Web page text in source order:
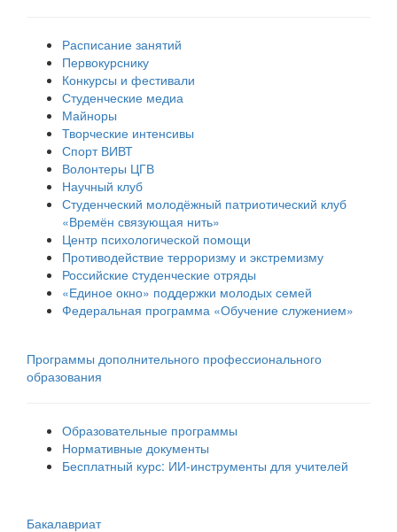
Расписание занятий
Первокурснику
Конкурсы и фестивали
Студенческие медиа
Майноры
Творческие интенсивы
Спорт ВИВТ
Волонтеры ЦГВ
Научный клуб
Студенческий молодёжный патриотический клуб
«Времён связующая нить»
Центр психологической помощи
Противодействие терроризму и экстремизму
Российские cтуденческие отряды
«Единое окно» поддержки молодых семей
Федеральная программа «Обучение служением»
Программы дополнительного профессионального
образования
Образовательные программы
Нормативные документы
Бесплатный курс: ИИ‑инструменты для учителей
Бакалавриат